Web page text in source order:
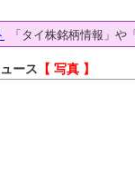
「タイ株銘柄情報」や
ース 【 写真 】